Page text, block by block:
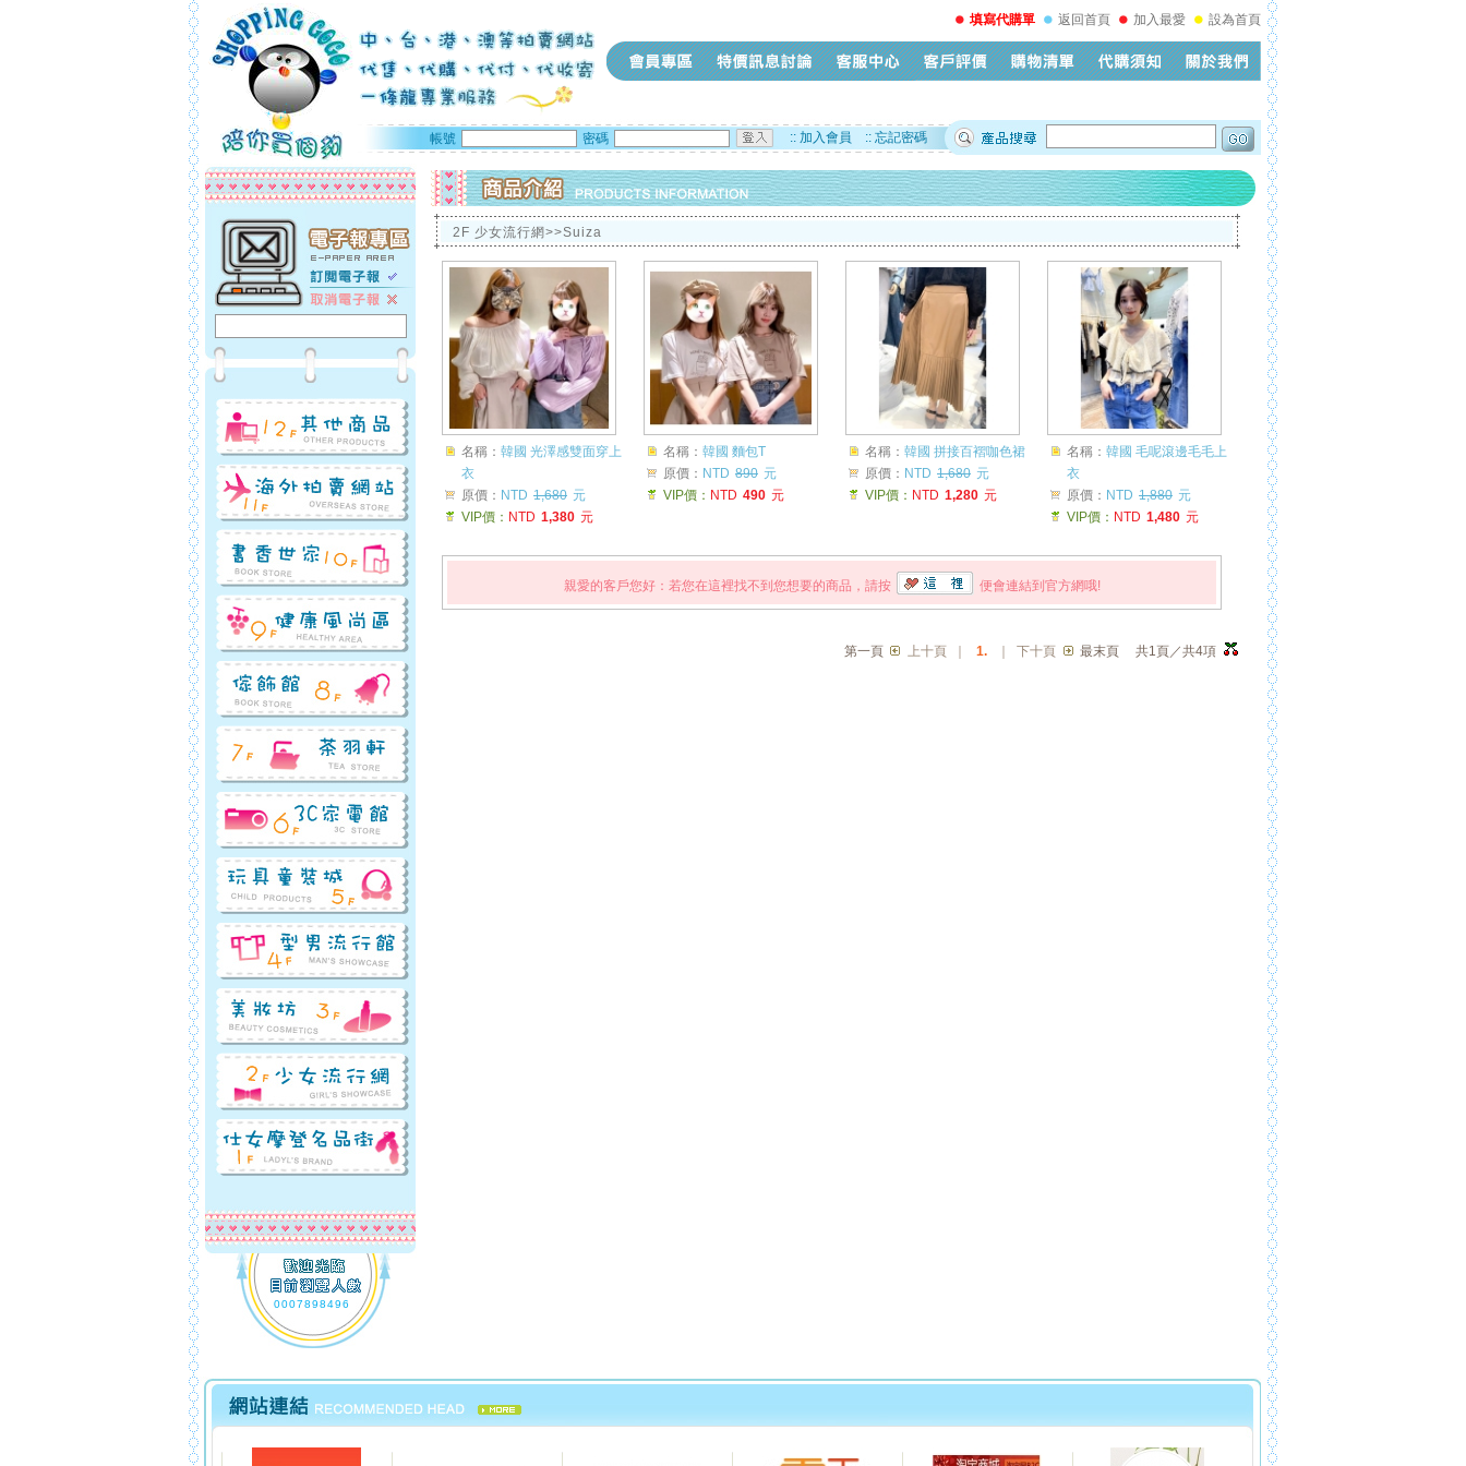
填寫代購單 返回首頁 加入最愛 設為首頁
帳號 密碼 :: 加入會員 :: 忘記密碼
0007898496
2F 少女流行網>>Suiza
名稱： 韓國 光澤感雙面穿上
衣
原價： NTD 1,680 元
VIP價： NTD 1,380 元
名稱： 韓國 麵包T
原價： NTD 890 元
VIP價： NTD 490 元
名稱： 韓國 拼接百褶咖色裙
原價： NTD 1,680 元
VIP價： NTD 1,280 元
名稱： 韓國 毛呢滾邊毛毛上
衣
原價： NTD 1,880 元
VIP價： NTD 1,480 元
親愛的客戶您好：若您在這裡找不到您想要的商品，請按 便會連結到官方網哦!
第一頁 上十頁 1. 下十頁 最末頁 共1頁／共4項